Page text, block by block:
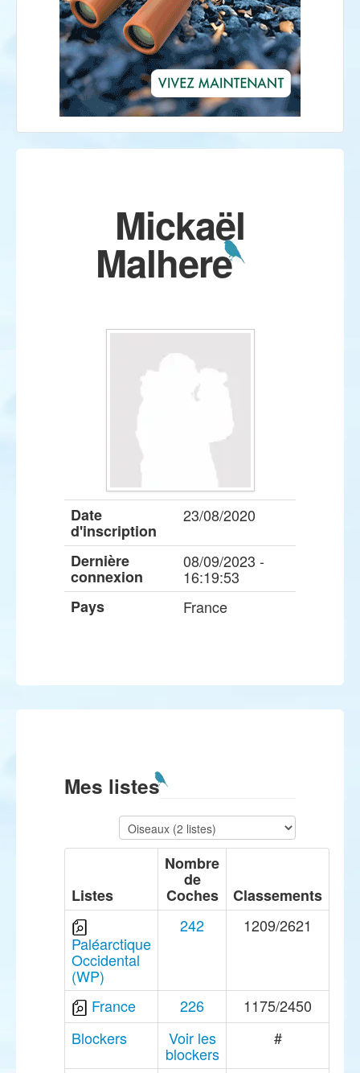
Mickaël
Malhere
Date
d'inscription
23/08/2020
Dernière
connexion
08/09/2023 -
16:19:53
Pays
France
Mes listes
Listes
Nombre
de
Coches Classements
Paléarctique
Occidental
(WP)
242 1209/2621
France 226
1175/2450
Blockers
Voir les
blockers
#